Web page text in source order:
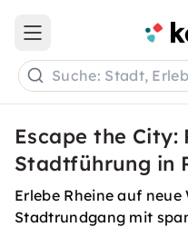
Open main menu
Suche: Stadt,
Escape the City:
Stadtführung in
Erlebe Rheine auf neue
Stadtrundgang mit